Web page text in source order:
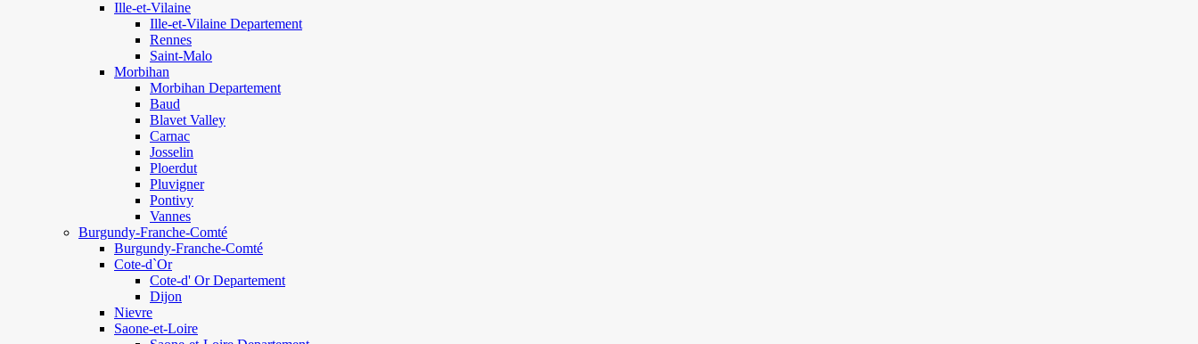
Ille-et-Vilaine
Ille-et-Vilaine Departement
Rennes
Saint-Malo
Morbihan
Morbihan Departement
Baud
Blavet Valley
Carnac
Josselin
Ploerdut
Pluvigner
Pontivy
Vannes
Burgundy-Franche-Comté
Burgundy-Franche-Comté
Cote-d`Or
Cote-d' Or Departement
Dijon
Nievre
Saone-et-Loire